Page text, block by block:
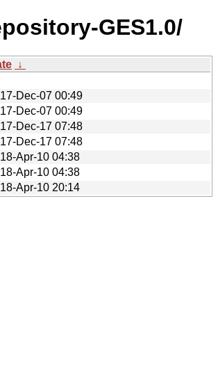
GES1.0/
↓
Dec-07 00:49
Dec-07 00:49
Dec-17 07:48
Dec-17 07:48
Apr-10 04:38
Apr-10 04:38
Apr-10 20:14